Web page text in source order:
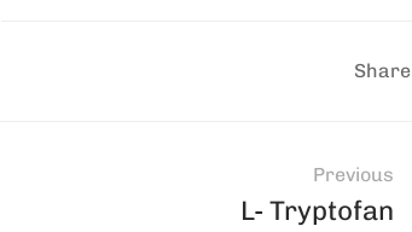
Share
Previous
L- Tryptofan